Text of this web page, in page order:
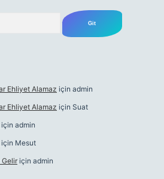
Ehliyet Alamaz için admin
Ehliyet Alamaz için Suat
için admin
için Mesut
Gelir için admin